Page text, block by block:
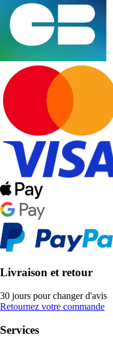
Livraison et retour
30 jours pour changer d'avis
Retournez votre commande
Services